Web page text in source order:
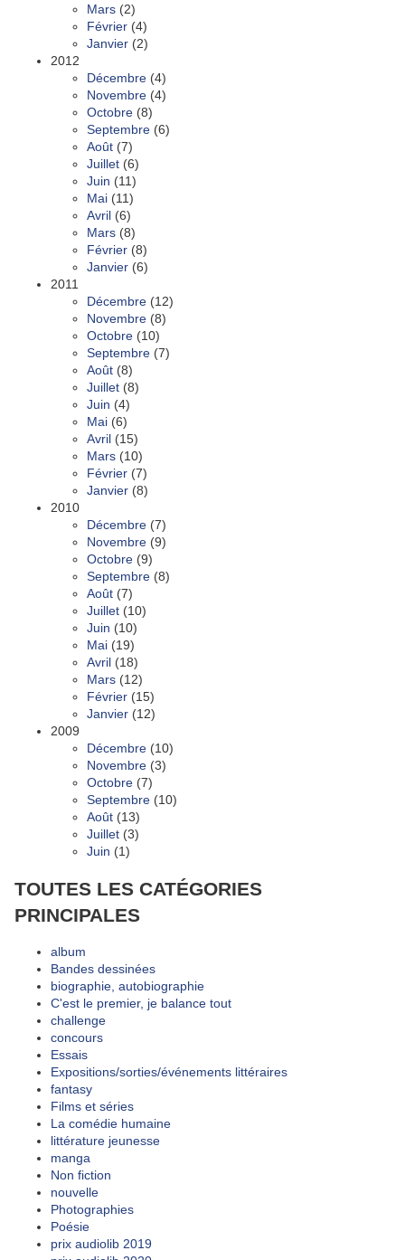
Mars (2)
Février (4)
Janvier (2)
2012
Décembre (4)
Novembre (4)
Octobre (8)
Septembre (6)
Août (7)
Juillet (6)
Juin (11)
Mai (11)
Avril (6)
Mars (8)
Février (8)
Janvier (6)
2011
Décembre (12)
Novembre (8)
Octobre (10)
Septembre (7)
Août (8)
Juillet (8)
Juin (4)
Mai (6)
Avril (15)
Mars (10)
Février (7)
Janvier (8)
2010
Décembre (7)
Novembre (9)
Octobre (9)
Septembre (8)
Août (7)
Juillet (10)
Juin (10)
Mai (19)
Avril (18)
Mars (12)
Février (15)
Janvier (12)
2009
Décembre (10)
Novembre (3)
Octobre (7)
Septembre (10)
Août (13)
Juillet (3)
Juin (1)
TOUTES LES CATÉGORIES
PRINCIPALES
album
Bandes dessinées
biographie, autobiographie
C'est le premier, je balance tout
challenge
concours
Essais
Expositions/sorties/événements littéraires
fantasy
Films et séries
La comédie humaine
littérature jeunesse
manga
Non fiction
nouvelle
Photographies
Poésie
prix audiolib 2019